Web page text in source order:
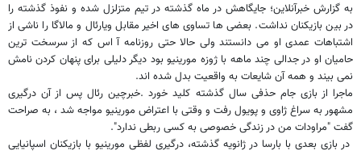
به گزارش خبرآنلاین؛ جایگاهش در ماه گذشته در تیم متزلزل شده و نفوذ گذشته را
در بین بازیکنان نداشت. بعضی ها تساوی های اخیر مقابل ویارئال و مالاگا را ناشی از
اشتباهات عمدی او می دانستند ولی حالا حتی روزنامه آ اس که از سرسخت ترین
حامیان او در جدالی چند ماهه با ژوزه مورینیو بود دیگر دلیلی برای پنهان کردن نامش
نمی بیند و همه آن شایعات به واقعیت بدل شده اند.
ماجرا از بازی جام حذفی سال گذشته کلید خورد .خبرچین رئال پس از آن درگیری
مشهور به سراغ ژاوی و پویول رفت و وقتی با اعتراض مورینیو مواجه شد ، به صراحت
گفت "مراودات من در زندگی خصوصی به کسی ربطی ندارد".
در بازی بعدی با بارسا در ژانویه گذشته، درگیری لفظی مورینیو با بازیکنان اسپانیایی